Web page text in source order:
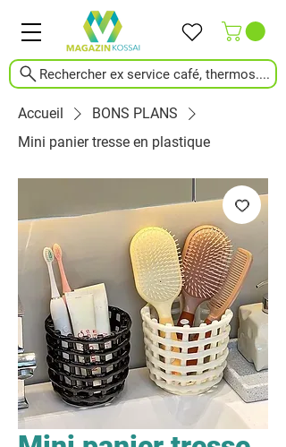
Rechercher ex service café, thermos....
Accueil
BONS PLANS
Mini panier tresse en plastique